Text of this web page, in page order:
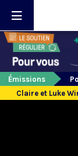
Émissions
Claire et Luke